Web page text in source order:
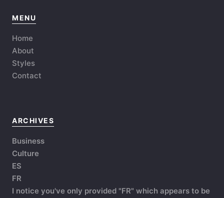
MENU
Home
About
Styles
Contact
ARCHIVES
Business
Culture
ES
FR
I notice you've only provided "FR" which appears to be